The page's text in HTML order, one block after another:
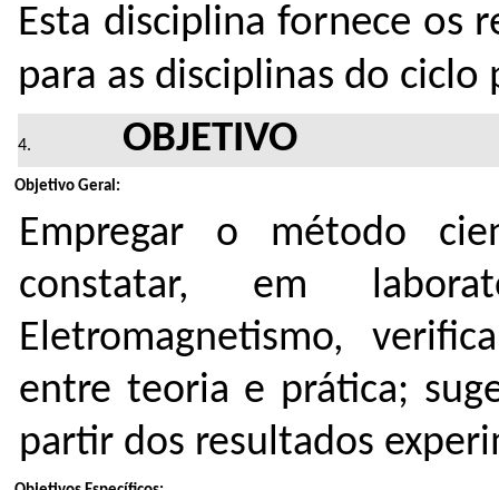
Esta disciplina fornece os
para as disciplinas do ciclo
OBJETIVO
Objetivo Geral:
Empregar o método
constatar, em
Eletromagnetismo,
entre teoria e prática;
partir dos resultados